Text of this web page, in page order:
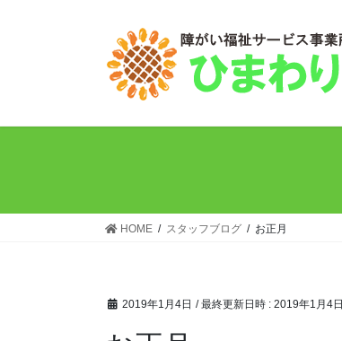
HOME スタッフブログ お正月
2019年1月4日 / 最終更新日時 : 2019年1月4日